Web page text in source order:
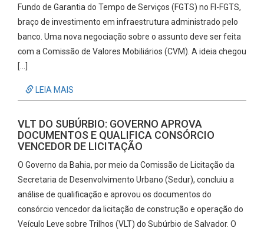
Fundo de Garantia do Tempo de Serviços (FGTS) no FI-FGTS,
braço de investimento em infraestrutura administrado pelo
banco. Uma nova negociação sobre o assunto deve ser feita
com a Comissão de Valores Mobiliários (CVM). A ideia chegou
[…]
LEIA MAIS
VLT DO SUBÚRBIO: GOVERNO APROVA
DOCUMENTOS E QUALIFICA CONSÓRCIO
VENCEDOR DE LICITAÇÃO
O Governo da Bahia, por meio da Comissão de Licitação da
Secretaria de Desenvolvimento Urbano (Sedur), concluiu a
análise de qualificação e aprovou os documentos do
consórcio vencedor da licitação de construção e operação do
Veículo Leve sobre Trilhos (VLT) do Subúrbio de Salvador. O